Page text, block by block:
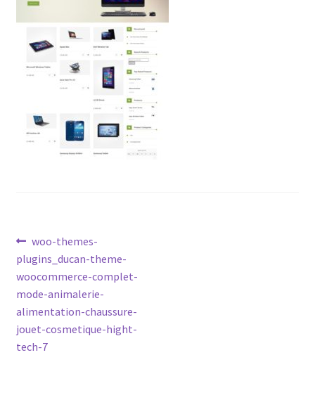
Navegação
de
Post
Post
anterior:
woo-themes-
plugins_ducan-theme-
woocommerce-complet-
mode-animalerie-
alimentation-chaussure-
jouet-cosmetique-hight-
tech-7